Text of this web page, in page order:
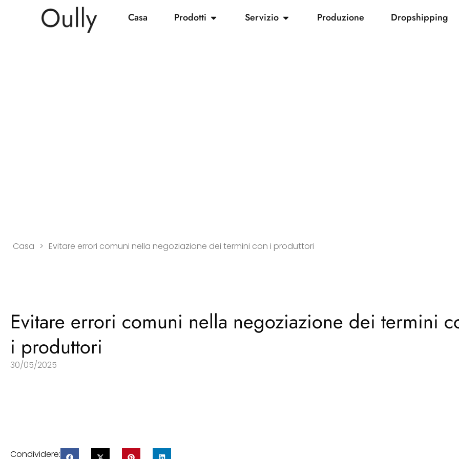
Casa Prodotti Servizio Produzione Dropshipping
Casa > Evitare errori comuni nella negoziazione dei termini con i produttori
Evitare errori comuni nella negoziazione dei termini
i produttori
30/05/2025
Condividere: